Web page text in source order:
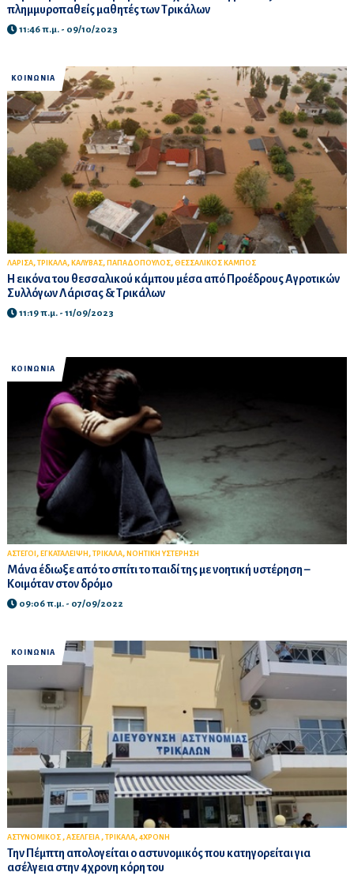
πλημμυροπαθείς μαθητές των Τρικάλων
11:46 π.μ. - 09/10/2023
ΚΟΙΝΩΝΙΑ
ΛΑΡΙΣΑ, ΤΡΙΚΑΛΑ, ΚΑΛΥΒΑΣ, ΠΑΠΑΔΟΠΟΥΛΟΣ, ΘΕΣΣΑΛΙΚΟΣ ΚΑΜΠΟΣ
Η εικόνα του θεσσαλικού κάμπου μέσα από Προέδρους Αγροτικών
Συλλόγων Λάρισας & Τρικάλων
11:19 π.μ. - 11/09/2023
ΚΟΙΝΩΝΙΑ
ΑΣΤΕΓΟΙ , ΕΓΚΑΤΑΛΕΙΨΗ , ΤΡΙΚΑΛΑ, ΝΟΗΤΙΚΗ ΥΣΤΕΡΗΣΗ
Μάνα έδιωξε από το σπίτι το παιδί της με νοητική υστέρηση –
Κοιμόταν στον δρόμο
09:06 π.μ. - 07/09/2022
ΚΟΙΝΩΝΙΑ
ΑΣΤΥΝΟΜΙΚΟΣ , ΑΣΕΛΓΕΙΑ , ΤΡΙΚΑΛΑ, 4ΧΡΟΝΗ
Την Πέμπτη απολογείται ο αστυνομικός που κατηγορείται για
ασέλγεια στην 4χρονη κόρη του